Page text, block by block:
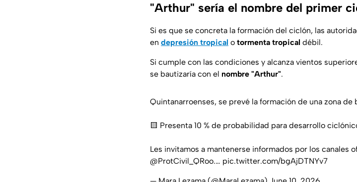
"Arthur" sería el nombre del primer
Si es que se concreta la formación del ciclón, las
en depresión tropical o tormenta tropical débil.
Si cumple con las condiciones y alcanza vientos
se bautizaría con el nombre "Arthur".
Quintanarroenses, se prevé la formación de una zona
🟨 Presenta 10 % de probabilidad para desarrollo
Les invitamos a mantenerse informados por los canales
@ProtCivil_QRoo.… pic.twitter.com/bgAjDTNYv7